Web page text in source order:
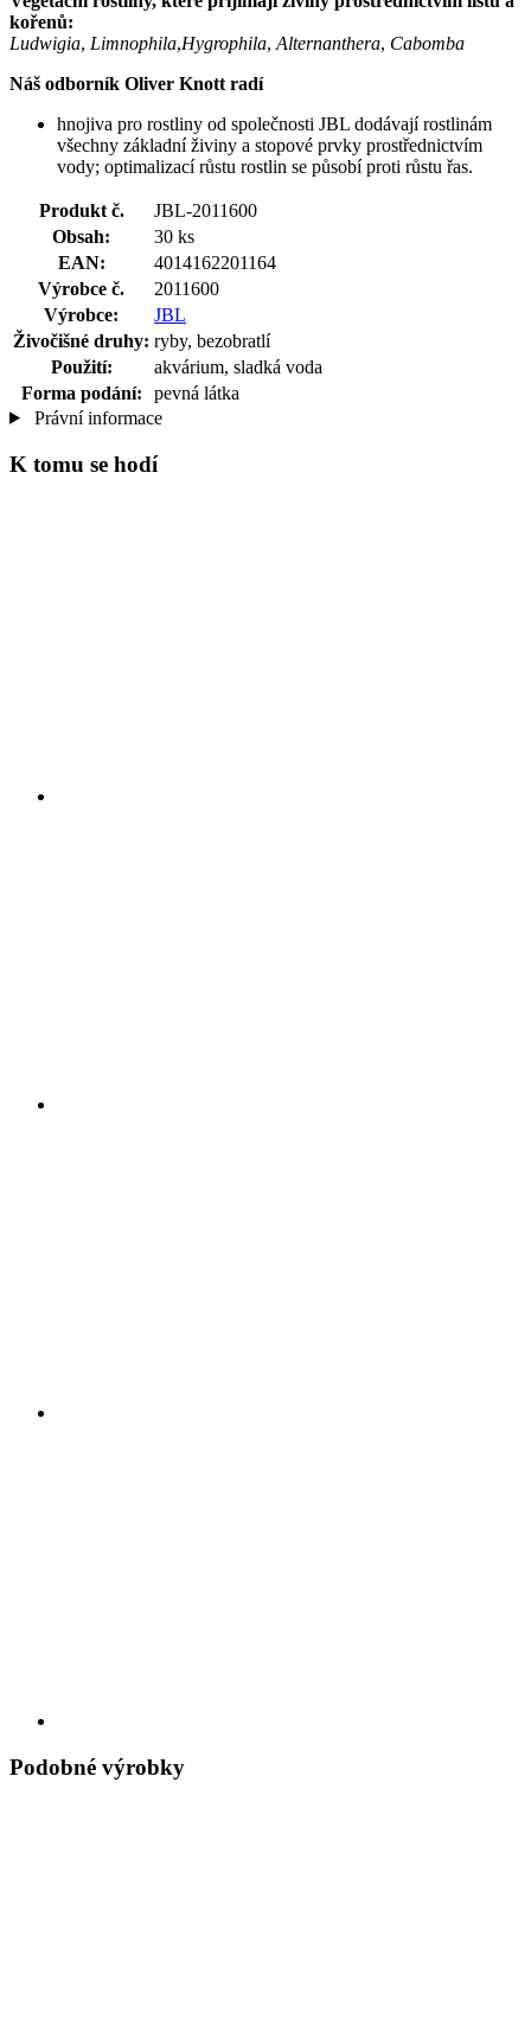
kořenů:
Ludwigia, Limnophila,Hygrophila, Alternanthera, Cabomba
Náš odborník Oliver Knott radí
hnojiva pro rostliny od společnosti JBL dodávají rostlinám
všechny základní živiny a stopové prvky prostřednictvím
vody; optimalizací růstu rostlin se působí proti růstu řas.
Produkt č.
JBL-2011600
Obsah:
30 ks
EAN:
4014162201164
Výrobce č.
2011600
Výrobce:
JBL
Živočišné druhy: ryby, bezobratlí
Použití:
akvárium, sladká voda
Forma podání:
pevná látka
Právní informace
K tomu se hodí
Podobné výrobky